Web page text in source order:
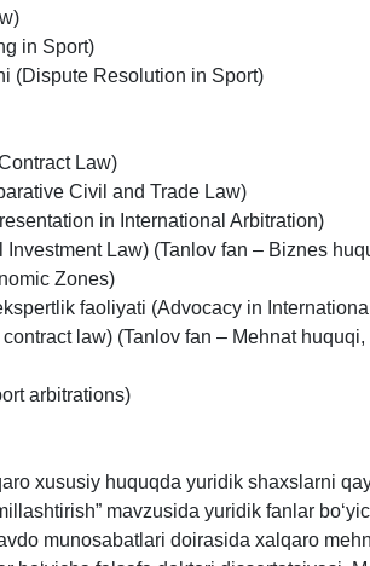
in Sport)
(Dispute Resolution in Sport)
Law)
Civil and Trade Law)
in International Arbitration)
Law) (Tanlov fan – Biznes
Zones)
faoliyati (Advocacy in
law) (Tanlov fan – Mehnat
arbitrations)
xususiy huquqda yuridik shaxslarni
mavzusida yuridik fanlar
munosabatlari doirasida xalqaro